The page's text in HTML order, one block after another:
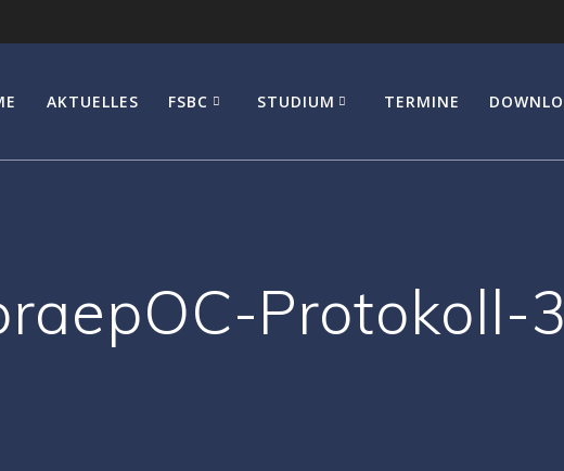
AKTUELLES FSBC STUDIUM TERMINE
Protokoll-